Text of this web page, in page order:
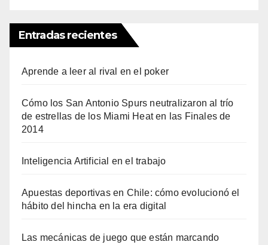
Entradas recientes
Aprende a leer al rival en el poker
Cómo los San Antonio Spurs neutralizaron al trío
de estrellas de los Miami Heat en las Finales de
2014
Inteligencia Artificial en el trabajo
Apuestas deportivas en Chile: cómo evolucionó el
hábito del hincha en la era digital
Las mecánicas de juego que están marcando